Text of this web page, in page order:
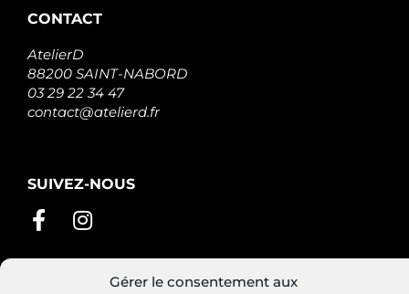
Gérer le consentement aux
CONTACT
AtelierD
88200 SAINT-NABORD
03 29 22 34 47
contact@atelierd.fr
SUIVEZ-NOUS